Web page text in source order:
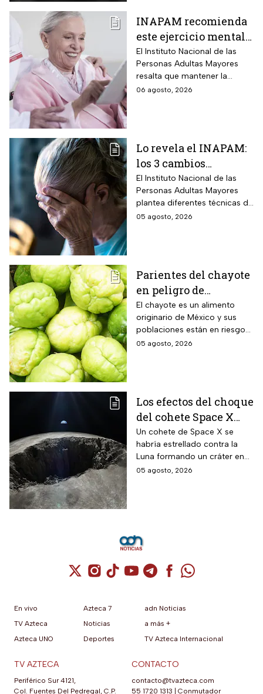
INAPAM recomienda
este ejercicio mental
para adultos mayores
5 veces a la semana
durante 3 meses para
mejorar la atención
El Instituto Nacional de las
Personas Adultas Mayores
resalta que mantener la
disciplina es la clave para
06 agosto, 2026
Lo revela el INAPAM:
los 3 cambios
silenciosos que sufre
tu cerebro de forma
natural al envejecer
El Instituto Nacional de las
Personas Adultas Mayores
plantea diferentes técnicas de
estimulación mental para
05 agosto, 2026
Parientes del chayote
en peligro de
extinción, advierte
Instituto de Ecología
El chayote es un alimento
originario de México y sus
poblaciones están en riesgo
de desaparecer a corto plazo
05 agosto, 2026
Los efectos del choque
del cohete Space X
contra la Luna
Un cohete de Space X se
habría estrellado contra la
Luna formando un cráter en
nuestro satélite natural, ¿qué
05 agosto, 2026
Cuenta de X / Twitter (se abre en una
Cuenta de Instagram (se abre en una
Cuenta de TikTok (se abre en
Cuenta de YouTube (se abre
Cuenta de Telegram (se
Cuenta de
Cuenta de
En vivo
TV Azteca
Azteca UNO
Azteca 7
Noticias
Deportes
adn Noticias
a más +
TV Azteca Internacional
TV AZTECA
Periférico Sur 4121,
Col. Fuentes Del Pedregal, C.P.
CONTACTO
contacto@tvazteca.com
55 1720 1313
Conmutador